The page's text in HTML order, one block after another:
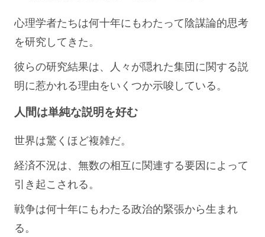
心理学者たちは何十年にもわたって陰謀論的思考
を研究してきた。
彼らの研究結果は、人々が隠れた集団に関する説
明に惹かれる理由をいくつか示唆している。
人間は単純な説明を好む
世界は驚くほど複雑だ。
経済不況は、無数の相互に関連する要因によって
引き起こされる。
戦争は何十年にもわたる政治的緊張から生まれ
る。